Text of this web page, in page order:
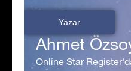
Yazar
Ahmet
Online Star